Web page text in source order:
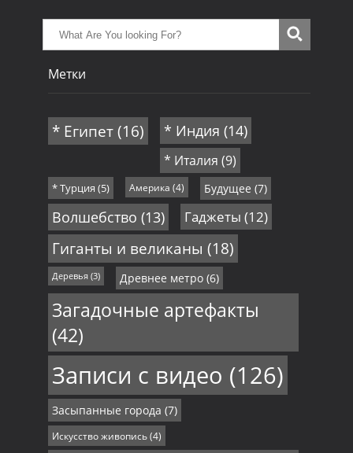
Метки
* Египет(16) * Индия (14)
* Италия (9)
* Турция (5) Америка (4) Будущее (7)
Волшебство (13) Гаджеты (12)
Гиганты и великаны (18)
Деревья(3) Древнее метро(6)
Загадочные артефакты
(42)
Записи с видео (126)
Засыпанные города (7)
Искусство живопись(4)